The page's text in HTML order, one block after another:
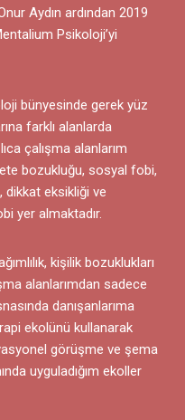
Aydın ardından 2019
Psikoloji’yi
bünyesinde gerek yüz
farklı alanlarda
çalışma alanlarım
bozukluğu, sosyal fobi,
eksikliği ve
yer almaktadır.
kişilik bozuklukları
alanlarımdan sadece
danışanlarıma
ekolünü kullanarak
görüşme ve şema
uyguladığım ekoller